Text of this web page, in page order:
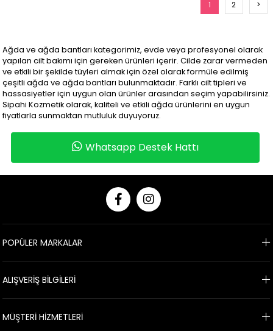
1 2 >
Ağda ve ağda bantları kategorimiz, evde veya profesyonel olarak
yapılan cilt bakımı için gereken ürünleri içerir. Cilde zarar vermeden
ve etkili bir şekilde tüyleri almak için özel olarak formüle edilmiş
çeşitli ağda ve ağda bantları bulunmaktadır. Farklı cilt tipleri ve
hassasiyetler için uygun olan ürünler arasından seçim yapabilirsiniz.
Sipahi Kozmetik olarak, kaliteli ve etkili ağda ürünlerini en uygun
fiyatlarla sunmaktan mutluluk duyuyoruz.
Whatsapp Destek Hattı
POPÜLER MARKALAR
ALIŞVERİŞ BİLGİLERİ
MÜŞTERİ HİZMETLERİ